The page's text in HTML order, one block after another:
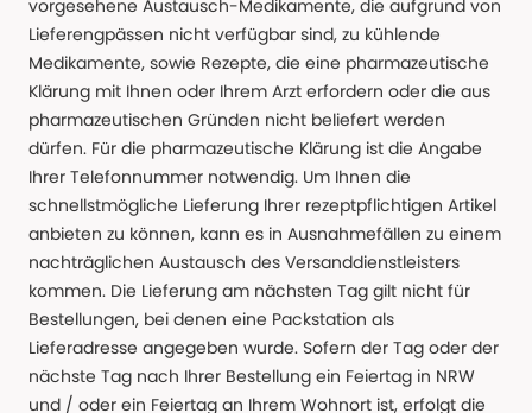
vorgesehene Austausch-Medikamente, die aufgrund von
Lieferengpässen nicht verfügbar sind, zu kühlende
Medikamente, sowie Rezepte, die eine pharmazeutische
Klärung mit Ihnen oder Ihrem Arzt erfordern oder die aus
pharmazeutischen Gründen nicht beliefert werden
dürfen. Für die pharmazeutische Klärung ist die Angabe
Ihrer Telefonnummer notwendig. Um Ihnen die
schnellstmögliche Lieferung Ihrer rezeptpflichtigen Artikel
anbieten zu können, kann es in Ausnahmefällen zu einem
nachträglichen Austausch des Versanddienstleisters
kommen. Die Lieferung am nächsten Tag gilt nicht für
Bestellungen, bei denen eine Packstation als
Lieferadresse angegeben wurde. Sofern der Tag oder der
nächste Tag nach Ihrer Bestellung ein Feiertag in NRW
und / oder ein Feiertag an Ihrem Wohnort ist, erfolgt die